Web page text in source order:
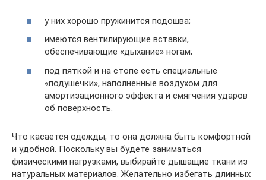
у них хорошо пружинится подошва;
имеются вентилирующие вставки,
обеспечивающие «дыхание» ногам;
под пяткой и на стопе есть специальные
«подушечки», наполненные воздухом для
амортизационного эффекта и смягчения ударов
об поверхность.
Что касается одежды, то она должна быть комфортной
и удобной. Поскольку вы будете заниматься
физическими нагрузками, выбирайте дышащие ткани из
натуральных материалов. Желательно избегать длинных